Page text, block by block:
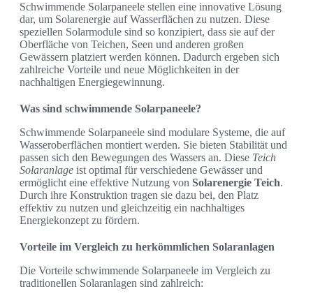
Schwimmende Solarpaneele stellen eine innovative Lösung
dar, um Solarenergie auf Wasserflächen zu nutzen. Diese
speziellen Solarmodule sind so konzipiert, dass sie auf der
Oberfläche von Teichen, Seen und anderen großen
Gewässern platziert werden können. Dadurch ergeben sich
zahlreiche Vorteile und neue Möglichkeiten in der
nachhaltigen Energiegewinnung.
Was sind schwimmende Solarpaneele?
Schwimmende Solarpaneele sind modulare Systeme, die auf
Wasseroberflächen montiert werden. Sie bieten Stabilität und
passen sich den Bewegungen des Wassers an. Diese Teich
Solaranlage ist optimal für verschiedene Gewässer und
ermöglicht eine effektive Nutzung von Solarenergie Teich.
Durch ihre Konstruktion tragen sie dazu bei, den Platz
effektiv zu nutzen und gleichzeitig ein nachhaltiges
Energiekonzept zu fördern.
Vorteile im Vergleich zu herkömmlichen Solaranlagen
Die Vorteile schwimmende Solarpaneele im Vergleich zu
traditionellen Solaranlagen sind zahlreich: